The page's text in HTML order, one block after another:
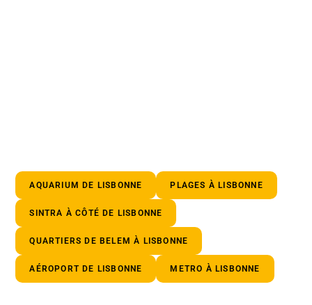
AQUARIUM DE LISBONNE PLAGES À LISBONNE
SINTRA À CÔTÉ DE LISBONNE
QUARTIERS DE BELEM À LISBONNE
AÉROPORT DE LISBONNE METRO À LISBONNE